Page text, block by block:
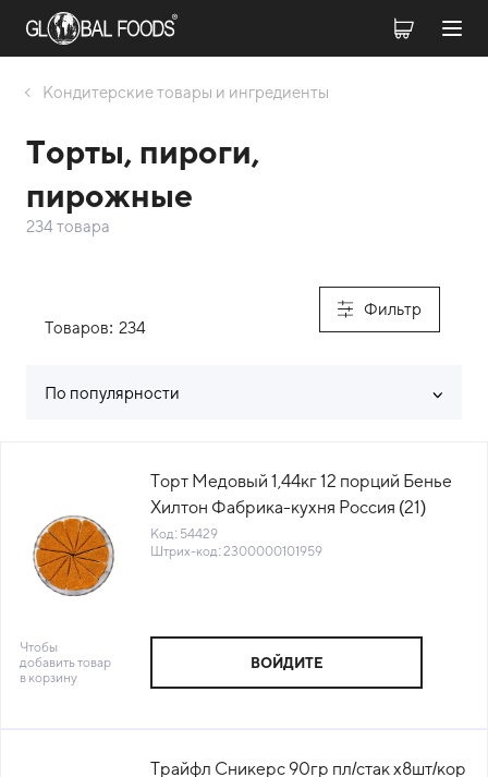
Кондитерские товары и ингредиенты
Торты, пироги,
пирожные
234 товара
Фильтр
Товаров: 234
По популярности
Торт Медовый 1,44кг 12 порций Бенье
Хилтон Фабрика-кухня Россия (21)
(КОД 54429) (-18°С)
Код: 54429
Штрих-код: 2300000101959
Чтобы
добавить товар
в корзину
ВОЙДИТЕ
Трайфл Сникерс 90гр пл/стак х8шт/кор